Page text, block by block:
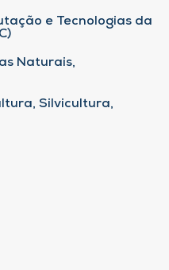
e Tecnologias da
Naturais,
Silvicultura,